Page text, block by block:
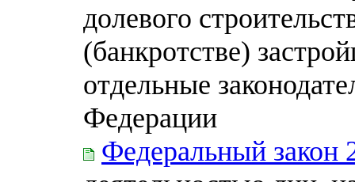
долевого
(банкротстве)
отдельные
Федерации
Федеральный закон